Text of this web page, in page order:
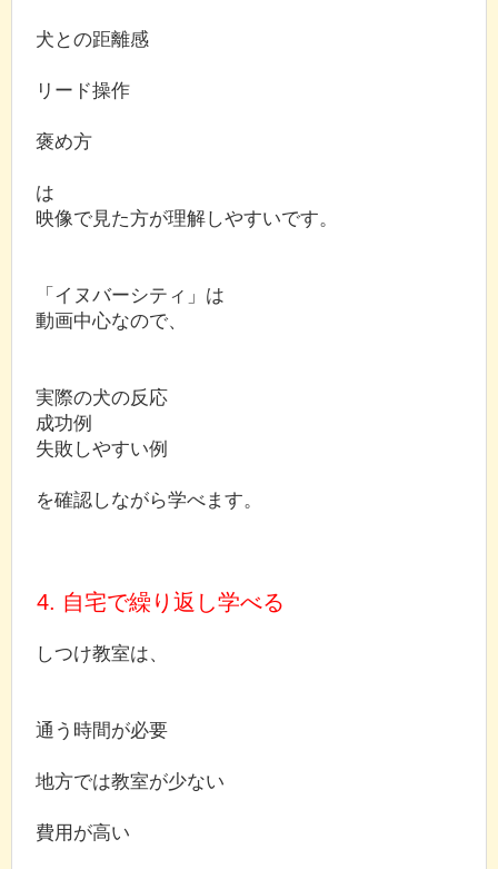
犬との距離感
リード操作
褒め方
は
映像で見た方が理解しやすいです。
「イヌバーシティ」は
動画中心なので、
実際の犬の反応
成功例
失敗しやすい例
を確認しながら学べます。
4. 自宅で繰り返し学べる
しつけ教室は、
通う時間が必要
地方では教室が少ない
費用が高い